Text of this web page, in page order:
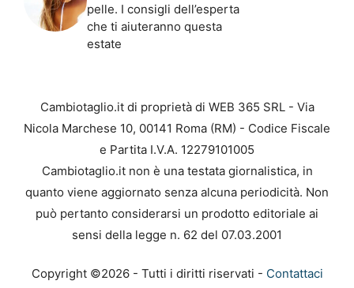
pelle. I consigli dell’esperta
che ti aiuteranno questa
estate
Cambiotaglio.it di proprietà di WEB 365 SRL - Via
Nicola Marchese 10, 00141 Roma (RM) - Codice Fiscale
e Partita I.V.A. 12279101005
Cambiotaglio.it non è una testata giornalistica, in
quanto viene aggiornato senza alcuna periodicità. Non
può pertanto considerarsi un prodotto editoriale ai
sensi della legge n. 62 del 07.03.2001
Copyright ©2026 - Tutti i diritti riservati - Contattaci